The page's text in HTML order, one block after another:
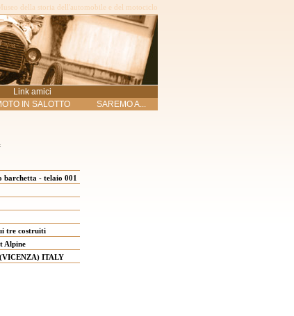
della storia dell'automobile e del motociclo
Link amici
IN SALOTTO SAREMO A...
barchetta - telaio 001
tre costruiti
Alpine
ITALY